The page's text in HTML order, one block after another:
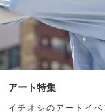
アート特集
イチオシのアートイ